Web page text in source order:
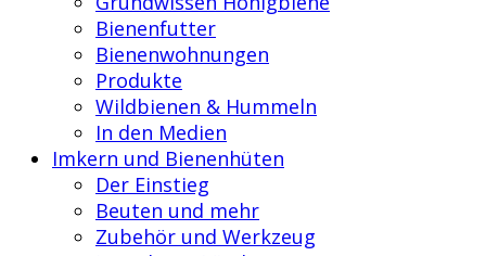
Bienenfutter
Bienenwohnungen
Produkte
Wildbienen & Hummeln
In den Medien
Imkern und Bienenhüten
Der Einstieg
Beuten und mehr
Zubehör und Werkzeug